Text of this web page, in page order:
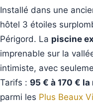
Installé dans une
hôtel 3 étoiles
Périgord. La piscine
imprenable sur la
intimiste, avec
Tarifs : 95 € à 170 € la
parmi les Plus Beaux